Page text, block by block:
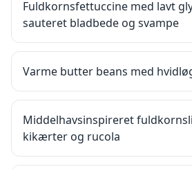
Fuldkornsfettuccine med lavt
sauteret bladbede og svampe
Varme butter beans med
Middelhavsinspireret
kikærter og rucola